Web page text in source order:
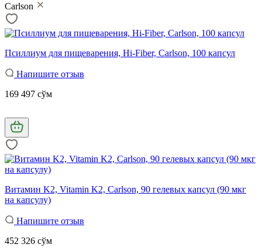
Carlson
Псиллиум для пищеварения, Hi-Fiber, Carlson, 100 капсул
Напишите отзыв
169 497 сўм
Витамин K2, Vitamin K2, Carlson, 90 гелевых капсул (90 мкг
на капсулу)
Напишите отзыв
452 326 сўм